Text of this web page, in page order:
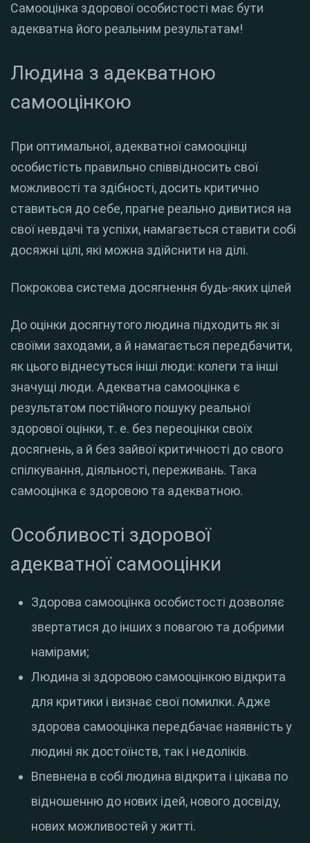
Самооцінка здорової особистості має бути
адекватна його реальним результатам!
Людина з адекватною
самооцінкою
При оптимальної, адекватної самооцінці
особистість правильно співвідносить свої
можливості та здібності, досить критично
ставиться до себе, прагне реально дивитися на
свої невдачі та успіхи, намагається ставити собі
досяжні цілі, які можна здійснити на ділі.
Покрокова система досягнення будь-яких цілей
До оцінки досягнутого людина підходить як зі
своїми заходами, а й намагається передбачити,
як цього віднесуться інші люди: колеги та інші
значущі люди. Адекватна самооцінка є
результатом постійного пошуку реальної
здорової оцінки, т. е. без переоцінки своїх
досягнень, а й без зайвої критичності до свого
спілкування, діяльності, переживань. Така
самооцінка є здоровою та адекватною.
Особливості здорової
адекватної самооцінки
Здорова самооцінка особистості дозволяє
звертатися до інших з повагою та добрими
намірами;
Людина зі здоровою самооцінкою відкрита
для критики і визнає свої помилки. Адже
здорова самооцінка передбачає наявність у
людині як достоїнств, так і недоліків.
Впевнена в собі людина відкрита і цікава по
відношенню до нових ідей, нового досвіду,
нових можливостей у житті.